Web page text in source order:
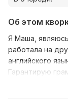
Об этом
Я Маша, являюсь
работала на
английского
Гарантирую